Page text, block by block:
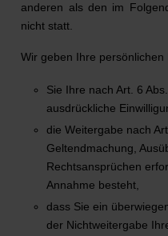
anderen als den im
nicht statt.
Wir geben Ihre
Sie Ihre nach Art. 6
ausdrückliche
die Weitergabe nach
Geltendmachung,
Rechtsansprüchen
Annahme besteht,
dass Sie ein
der Nichtweitergabe